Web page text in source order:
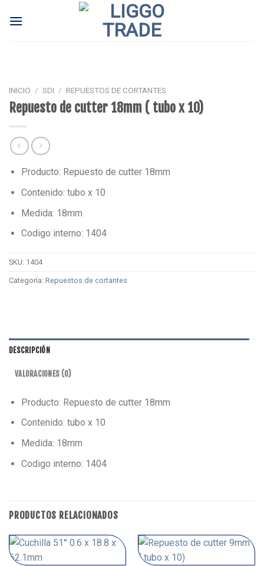
INICIO / SDI / REPUESTOS DE CORTANTES
Repuesto de cutter 18mm ( tubo x 10)
Producto: Repuesto de cutter 18mm
Contenido: tubo x 10
Medida: 18mm
Codigo interno: 1404
SKU: 1404
Categoría: Repuestos de cortantes
DESCRIPCIÓN
VALORACIONES (0)
Producto: Repuesto de cutter 18mm
Contenido: tubo x 10
Medida: 18mm
Codigo interno: 1404
PRODUCTOS RELACIONADOS